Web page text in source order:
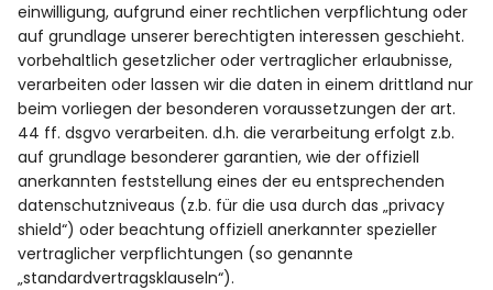
einwilligung, aufgrund einer rechtlichen verpflichtung oder
auf grundlage unserer berechtigten interessen geschieht.
vorbehaltlich gesetzlicher oder vertraglicher erlaubnisse,
verarbeiten oder lassen wir die daten in einem drittland nur
beim vorliegen der besonderen voraussetzungen der art.
44 ff. dsgvo verarbeiten. d.h. die verarbeitung erfolgt z.b.
auf grundlage besonderer garantien, wie der offiziell
anerkannten feststellung eines der eu entsprechenden
datenschutzniveaus (z.b. für die usa durch das „privacy
shield“) oder beachtung offiziell anerkannter spezieller
vertraglicher verpflichtungen (so genannte
„standardvertragsklauseln“).